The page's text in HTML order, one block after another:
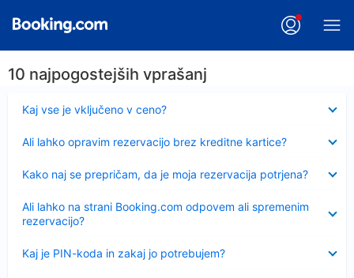
10 najpogostejših vprašanj
Kaj vse je vključeno v ceno?
Ali lahko opravim rezervacijo brez kreditne kartice?
Kako naj se prepričam, da je moja rezervacija potrjena?
Ali lahko na strani Booking.com odpovem ali spremenim
rezervacijo?
Kaj je PIN-koda in zakaj jo potrebujem?